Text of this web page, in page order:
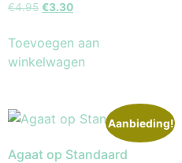
€4.95 €3.30
Toevoegen aan
winkelwagen
Aanbieding!
Agaat op Standaard